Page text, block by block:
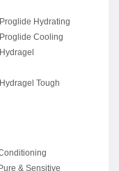
Hydrating
Cooling
Tough
& Sensitive